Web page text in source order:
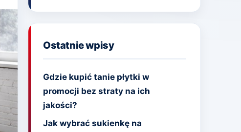
Ostatnie wpisy
Gdzie kupić tanie płytki w
promocji bez straty na ich
jakości?
Jak wybrać sukienkę na